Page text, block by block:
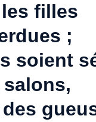
filles
;
soient